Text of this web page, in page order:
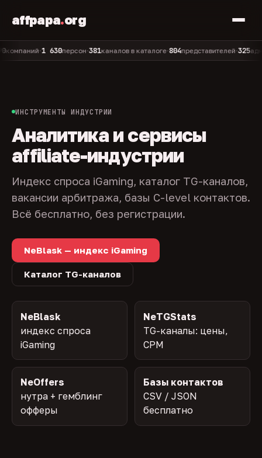
affpapa.org
•1 630персон•381каналов в каталоге•804представителей•325админов
ИНСТРУМЕНТЫ ИНДУСТРИИ
Аналитика и сервисы
affiliate-индустрии
Индекс спроса iGaming, каталог TG-каналов,
вакансии арбитража, базы C-level контактов.
Всё бесплатно, без регистрации.
NeBlask — индекс iGaming
Каталог TG-каналов
NeBlask
индекс спроса
iGaming
NeTGStats
TG-каналы: цены,
CPM
NeOffers
нутра + гемблинг
офферы
Базы контактов
CSV / JSON
бесплатно